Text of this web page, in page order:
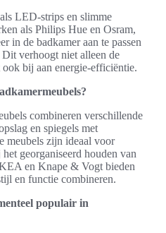
LED-strips en slimme
als Philips Hue en Osram,
in de badkamer aan te passen
verhoogt niet alleen de
bij aan energie-efficiëntie.
combineren verschillende
en spiegels met
meubels zijn ideaal voor
georganiseerd houden van
en Knape & Vogt bieden
en functie combineren.
populair in